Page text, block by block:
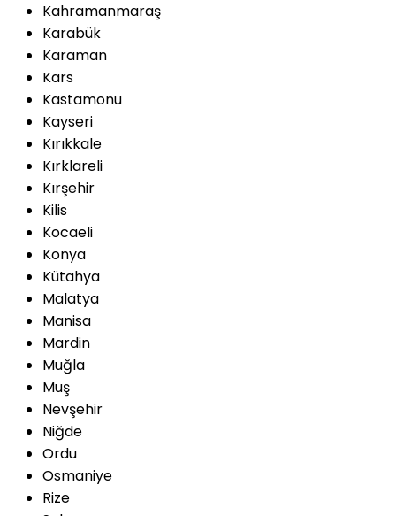
Kahramanmaraş
Karabük
Karaman
Kars
Kastamonu
Kayseri
Kırıkkale
Kırklareli
Kırşehir
Kilis
Kocaeli
Konya
Kütahya
Malatya
Manisa
Mardin
Muğla
Muş
Nevşehir
Niğde
Ordu
Osmaniye
Rize